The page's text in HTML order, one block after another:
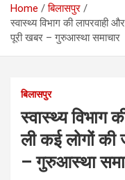
Home
बिलासपुर
स्वास्थ्य विभाग की
पूरी खबर – गुरुआस्था समाचार
बिलासपुर
स्वास्थ्य विभाग
ली कई लोगों
– गुरुआस्था